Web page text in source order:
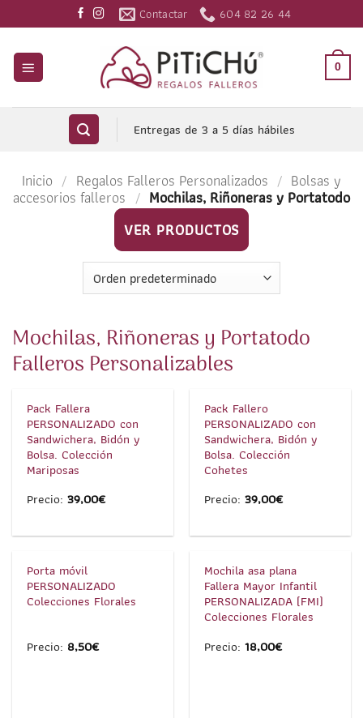
al
contenido
Contactar 604 82 26 44
0
Entregas de 3 a 5 días hábiles
Inicio / Regalos Falleros Personalizados / Bolsas y
accesorios falleros / Mochilas, Riñoneras y Portatodo
VER PRODUCTOS
Mochilas, Riñoneras y Portatodo
Falleros Personalizables
1/3
Pack Fallera
PERSONALIZADO con
Sandwichera, Bidón y
Bolsa. Colección
Mariposas
Precio:39,00€
Pack Fallero
PERSONALIZADO con
Sandwichera, Bidón y
Bolsa. Colección
Cohetes
Precio:39,00€
1/5
Porta móvil
PERSONALIZADO
Colecciones Florales
Precio: 8,50€
1/5
Mochila asa plana
Fallera Mayor Infantil
PERSONALIZADA (FMI)
Colecciones Florales
Precio:18,00€